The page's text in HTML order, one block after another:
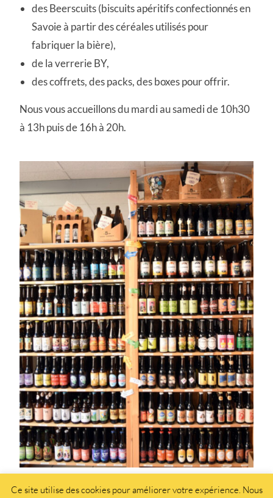
des Beerscuits (biscuits apéritifs confectionnés en
Savoie à partir des céréales utilisés pour
fabriquer la bière),
de la verrerie BY,
des coffrets, des packs, des boxes pour offrir.
Nous vous accueillons du mardi au samedi de 10h30
à 13h puis de 16h à 20h.
Ce site utilise des cookies pour améliorer votre expérience. Nous